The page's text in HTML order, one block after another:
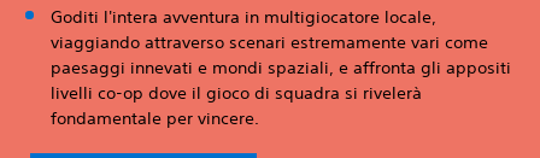
Goditi l'intera avventura in multigiocatore locale,
viaggiando attraverso scenari estremamente vari come
paesaggi innevati e mondi spaziali, e affronta gli appositi
livelli co-op dove il gioco di squadra si rivelerà
fondamentale per vincere.